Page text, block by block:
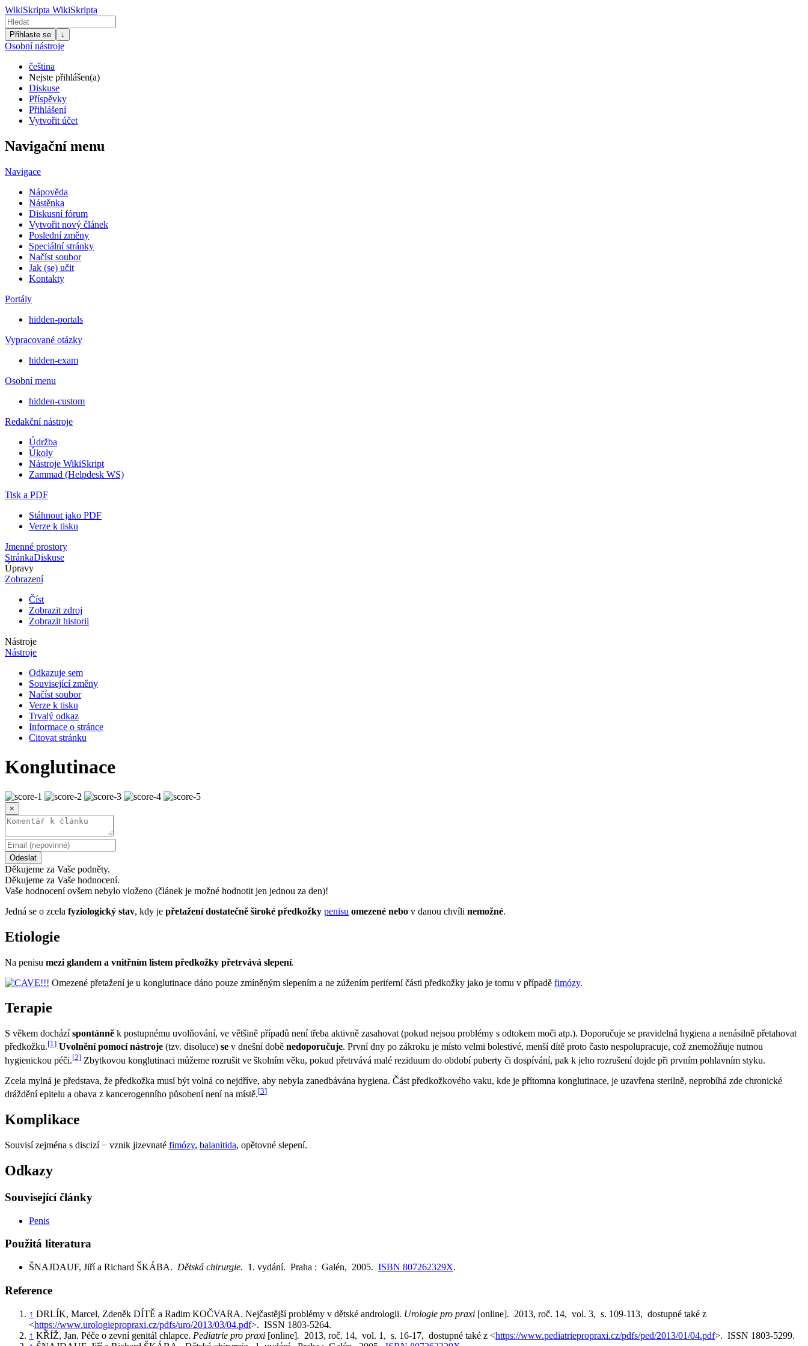
WikiSkripta WikiSkripta
Přihlaste se ↓
Osobní nástroje
čeština
Nejste přihlášen(a)
Diskuse
Příspěvky
Přihlášení
Vytvořit účet
Navigační menu
Navigace
Nápověda
Nástěnka
Diskusní fórum
Vytvořit nový článek
Poslední změny
Speciální stránky
Načíst soubor
Jak (se) učit
Kontakty
Portály
hidden-portals
Vypracované otázky
hidden-exam
Osobní menu
hidden-custom
Redakční nástroje
Údržba
Úkoly
Nástroje WikiSkript
Zammad (Helpdesk WS)
Tisk a PDF
Stáhnout jako PDF
Verze k tisku
Jmenné prostory
StránkaDiskuse
Úpravy
Zobrazení
Číst
Zobrazit zdroj
Zobrazit historii
Nástroje
Nástroje
Odkazuje sem
Související změny
Načíst soubor
Verze k tisku
Trvalý odkaz
Informace o stránce
Citovat stránku
Konglutinace
×
Odeslat
Děkujeme za Vaše podněty.
Děkujeme za Vaše hodnocení.
Vaše hodnocení ovšem nebylo vloženo (článek je možné hodnotit jen jednou za den)!
Jedná se o zcela fyziologický stav, kdy je přetažení dostatečně široké předkožky penisu omezené nebo v danou chvíli nemožné.
Etiologie
Na penisu mezi glandem a vnitřním listem předkožky přetrvává slepení.
Omezené přetažení je u konglutinace dáno pouze zmíněným slepením a ne zúžením periferní části předkožky jako je tomu v případě fimózy.
Terapie
S věkem docházíspontánně k postupnému uvolňování, ve většině případů není třeba aktivně zasahovat (pokud nejsou problémy s odtokem moči atp.). Doporučuje se pravidelná hygiena a nenásilně přetahovat
předkožku.[1] Uvolnění pomocí nástroje (tzv. disoluce) se v dnešní době nedoporučuje. První dny po zákroku je místo velmi bolestivé, menší dítě proto často nespolupracuje, což znemožňuje nutnou
hygienickou péči.[2] Zbytkovou konglutinaci můžeme rozrušit ve školním věku, pokud přetrvává malé reziduum do období puberty či dospívání, pak k jeho rozrušení dojde při prvním pohlavním styku.
Zcela mylná je představa, že předkožka musí být volná co nejdříve, aby nebyla zanedbávána hygiena. Část předkožkového vaku, kde je přítomna konglutinace, je uzavřena sterilně, neprobíhá zde chronické
dráždění epitelu a obava z kancerogenního působení není na místě.[3]
Komplikace
Souvisí zejména s discizí − vznik jizevnaté fimózy, balanitida, opětovné slepení.
Odkazy
Související články
Penis
Použitá literatura
ŠNAJDAUF, Jiří a Richard ŠKÁBA. Dětská chirurgie. 1. vydání. Praha : Galén, 2005. ISBN 807262329X.
Reference
↑ DRLÍK, Marcel, Zdeněk DÍTĚ a Radim KOČVARA. Nejčastější problémy v dětské andrologii. Urologie pro praxi [online]. 2013, roč. 14, vol. 3, s. 109-113, dostupné také z
<https://www.urologiepropraxi.cz/pdfs/uro/2013/03/04.pdf>. ISSN 1803-5264.
↑ KŘÍŽ, Jan. Péče o zevní genitál chlapce. Pediatrie pro praxi [online]. 2013, roč. 14, vol. 1, s. 16-17, dostupné také z <https://www.pediatriepropraxi.cz/pdfs/ped/2013/01/04.pdf>. ISSN 1803-5299.